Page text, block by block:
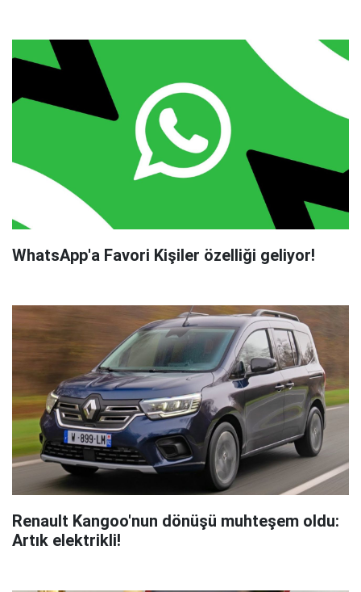
WhatsApp'a Favori Kişiler özelliği geliyor!
Renault Kangoo'nun dönüşü muhteşem oldu:
Artık elektrikli!